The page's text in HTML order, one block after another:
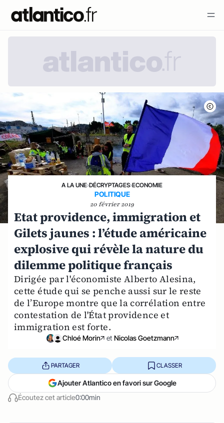
A LA UNE›DÉCRYPTAGES›ECONOMIE
POLITIQUE
20 février 2019
Etat providence, immigration et
Gilets jaunes : l’étude américaine
explosive qui révèle la nature du
dilemme politique français
Dirigée par l'économiste Alberto Alesina,
cette étude qui se penche aussi sur le reste
de l’Europe montre que la corrélation entre
contestation de l'État providence et
immigration est forte.
Chloé Morin et Nicolas Goetzmann
Écoutez cet article0:00min
PARTAGER CLASSER
Ajouter Atlantico en favori sur Google